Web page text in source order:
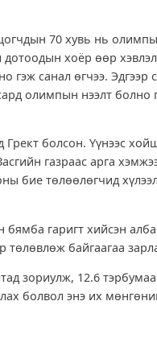
70 хувь нь
хоёр өөр
санал өгчээ. Эдгээр
олимпын нээлт болно
болсон. Үүнээс
газраас арга
бие төлөөлөгчид
гаригт хийсэн
төлөвлөж байгаагаа
зориулж, 12.6
болвол энэ их